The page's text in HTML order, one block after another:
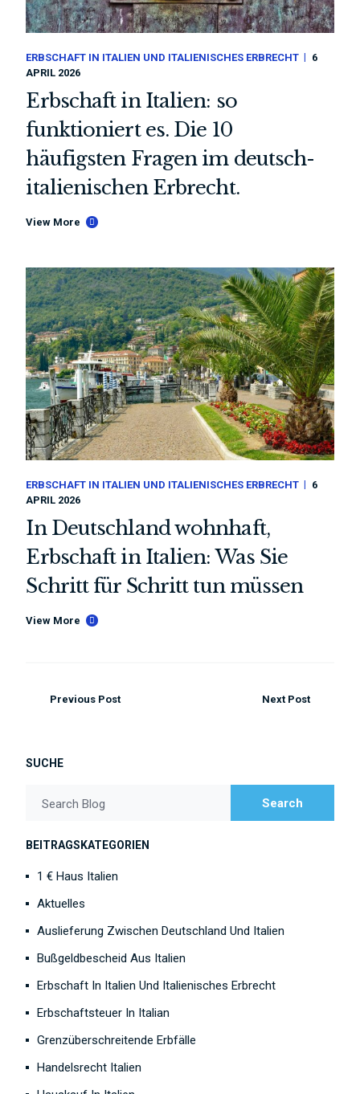
ERBSCHAFT IN ITALIEN UND ITALIENISCHES ERBRECHT
6
APRIL 2026
Erbschaft in Italien: so
funktioniert es. Die 10
häufigsten Fragen im deutsch-
italienischen Erbrecht.
View More
ERBSCHAFT IN ITALIEN UND ITALIENISCHES ERBRECHT
6
APRIL 2026
In Deutschland wohnhaft,
Erbschaft in Italien: Was Sie
Schritt für Schritt tun müssen
View More
Previous Post Next Post
SUCHE
Search Blog Search
BEITRAGSKATEGORIEN
1 € Haus Italien
Aktuelles
Auslieferung Zwischen Deutschland Und Italien
Bußgeldbescheid Aus Italien
Erbschaft In Italien Und Italienisches Erbrecht
Erbschaftsteuer In Italian
Grenzüberschreitende Erbfälle
Handelsrecht Italien